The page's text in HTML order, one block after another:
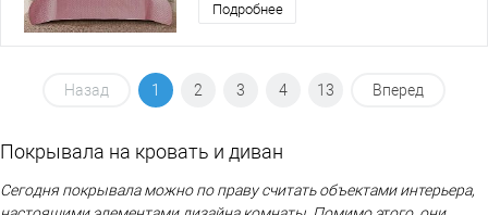
Подробнее
Назад 1 2 3 4 13 Вперед
Покрывала на кровать и диван
Сегодня покрывала можно по праву считать объектами интерьера,